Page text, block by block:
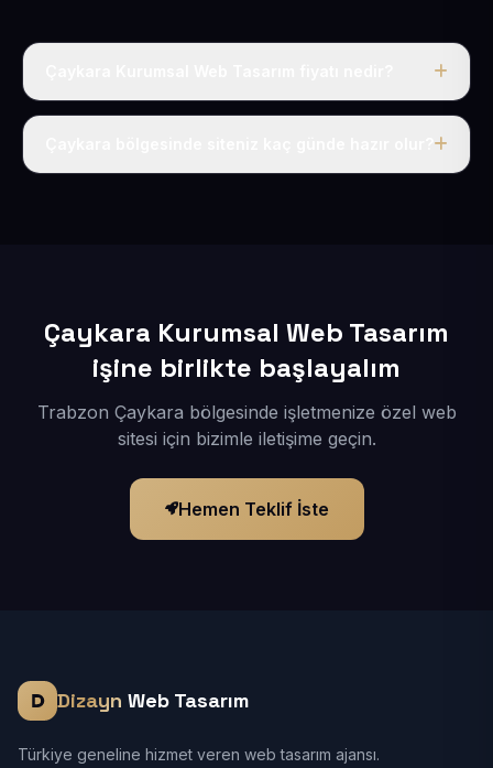
Tek fiyat uygulanır: yıllık 50 USD + KDV. Bu bedele alan
Çaykara Kurumsal Web Tasarım
işine birlikte başlayalım
Trabzon Çaykara bölgesinde işletmenize özel web
sitesi için bizimle iletişime geçin.
Hemen Teklif İste
Dizayn Web Tasarım
Türkiye geneline hizmet veren web tasarım ajansı.